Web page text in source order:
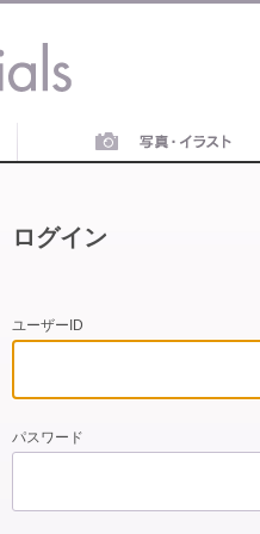
ログイン
ユーザーID
パスワード